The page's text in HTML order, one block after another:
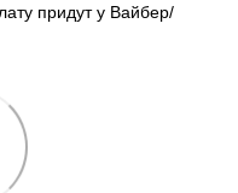
придут у Вайбер/